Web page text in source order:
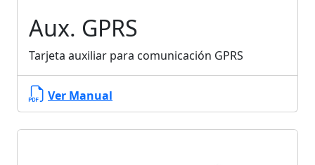
Aux. GPRS
Tarjeta auxiliar para comunicación GPRS
Ver Manual